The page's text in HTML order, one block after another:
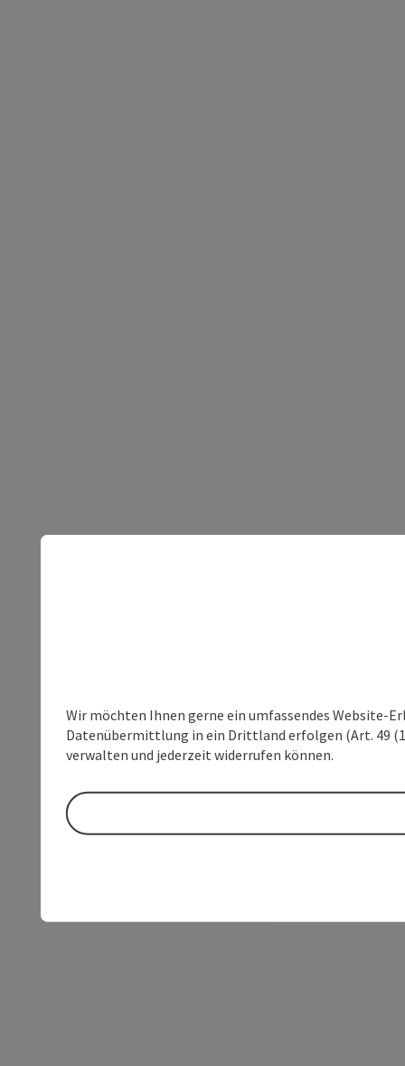
Wir möchten Ihnen gerne ein umfassendes Website-
Datenübermittlung in ein Drittland erfolgen (Art. 49
verwalten und jederzeit widerrufen können.